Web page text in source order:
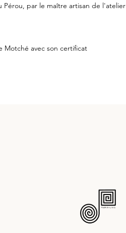
Pérou, par le maître artisan de l'atelier
Motché avec son certificat